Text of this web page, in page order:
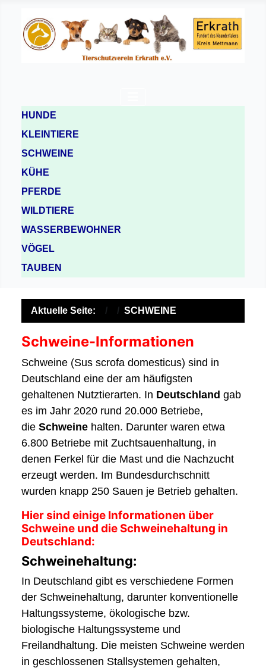
HUNDE
KLEINTIERE
SCHWEINE
KÜHE
PFERDE
WILDTIERE
WASSERBEWOHNER
VÖGEL
TAUBEN
Aktuelle Seite: SCHWEINE
Schweine-Informationen
Schweine (Sus scrofa domesticus) sind in
Deutschland eine der am häufigsten
gehaltenen Nutztierarten. In Deutschland gab
es im Jahr 2020 rund 20.000 Betriebe,
die Schweine halten. Darunter waren etwa
6.800 Betriebe mit Zuchtsauenhaltung, in
denen Ferkel für die Mast und die Nachzucht
erzeugt werden. Im Bundesdurchschnitt
wurden knapp 250 Sauen je Betrieb gehalten.
Hier sind einige Informationen über
Schweine und die Schweinehaltung in
Deutschland:
Schweinehaltung:
In Deutschland gibt es verschiedene Formen
der Schweinehaltung, darunter konventionelle
Haltungssysteme, ökologische bzw.
biologische Haltungssysteme und
Freilandhaltung. Die meisten Schweine werden
in geschlossenen Stallsystemen gehalten,